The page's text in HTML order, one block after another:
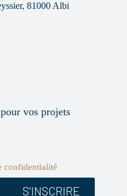
81000 Albi
vos projets
confidentialité